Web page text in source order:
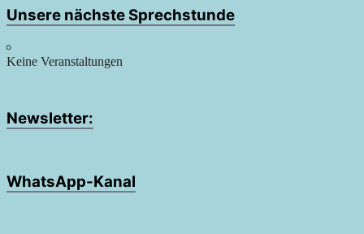
Unsere nächste Sprechstunde
Keine Veranstaltungen
Newsletter:
WhatsApp-Kanal